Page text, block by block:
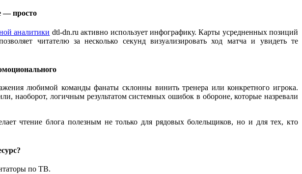
— просто
аналитики dtl-dn.ru активно использует инфографику. Карты усредненных позиций
читателю за несколько секунд визуализировать ход матча и увидеть те
любимой команды фанаты склонны винить тренера или конкретного игрока.
наоборот, логичным результатом системных ошибок в обороне, которые назревали
чтение блога полезным не только для рядовых болельщиков, но и для тех, кто
по ТВ.